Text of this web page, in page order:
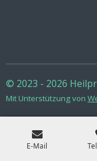
© 2023 - 2026
Mit Unterstützung von
E-Mail